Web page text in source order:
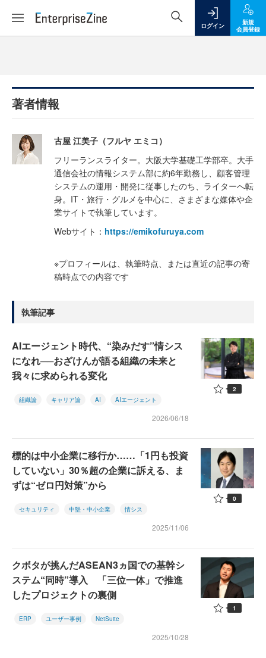
ログイン
新規
会員登録
著者情報
古屋 江美子（フルヤ エミコ）
フリーランスライター。大阪大学基礎工学部卒。大手
通信会社の情報システム部に約6年勤務し、顧客管理
システムの運用・開発に従事したのち、ライターへ転
身。IT・旅行・グルメを中心に、さまざまな媒体や企
業サイトで執筆しています。
Webサイト： https://emikofuruya.com
※プロフィールは、執筆時点、または直近の記事の寄
稿時点での内容です
執筆記事
AIエージェント時代、“染みだす”情シス
になれ──おざけんが語る組織の未来と
我々に求められる変化
組織論 キャリア論 AI AIエージェント
2026/06/18
2
標的は中小企業に移行か……「1円も投資
していない」30％超の企業に訴える、ま
ずは“ゼロ円対策”から
セキュリティ 中堅・中小企業 情シス
2025/11/06
0
クボタが挑んだASEAN3ヵ国での基幹シ
ステム“同時”導入 「三位一体」で推進
したプロジェクトの裏側
ERP ユーザー事例 NetSuite
2025/10/28
1